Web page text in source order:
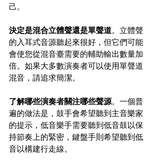
己。
決定是混合立體聲還是單聲道。立體聲
的入耳式音源聽起來很好，但它們可能
會使您從混音臺需要的輔助輸出數量加
倍。如果大多數演奏者可以使用單聲道
混音，請追求簡潔。
了解哪些演奏者關注哪些聲源。一個普
遍的做法是，鼓手會希望聽到主音樂家
的提示，低音樂手需要聽到低音鼓以保
持節奏上的緊密，鍵盤手則希望聽到低
音以構建行走線。